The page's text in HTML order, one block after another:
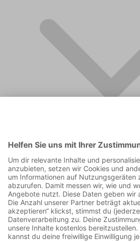
FAQ
Supporter werden